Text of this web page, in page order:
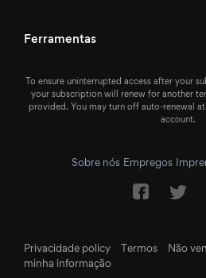
Ferramentas
To ensure uninterrupted access after your
your subscription will renew for another
provided. You may turn off auto-renewal
account.
Sobre nós Empregos
Privacidade policy Termos
Não
minha informação